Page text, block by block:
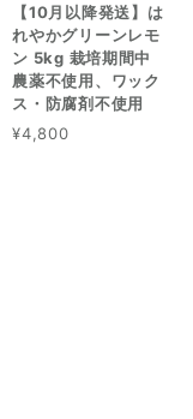
【10月以降発送】は
れやかグリーンレモ
ン 5kg 栽培期間中
農薬不使用、ワック
ス・防腐剤不使用
¥4,800